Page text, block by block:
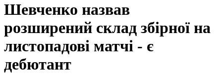
Шевченко назвав
розширений склад збірної на
листопадові матчі - є
дебютант